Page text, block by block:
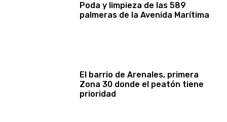
Poda y limpieza de las 589
palmeras de la Avenida Marítima
El barrio de Arenales, primera
Zona 30 donde el peatón tiene
prioridad